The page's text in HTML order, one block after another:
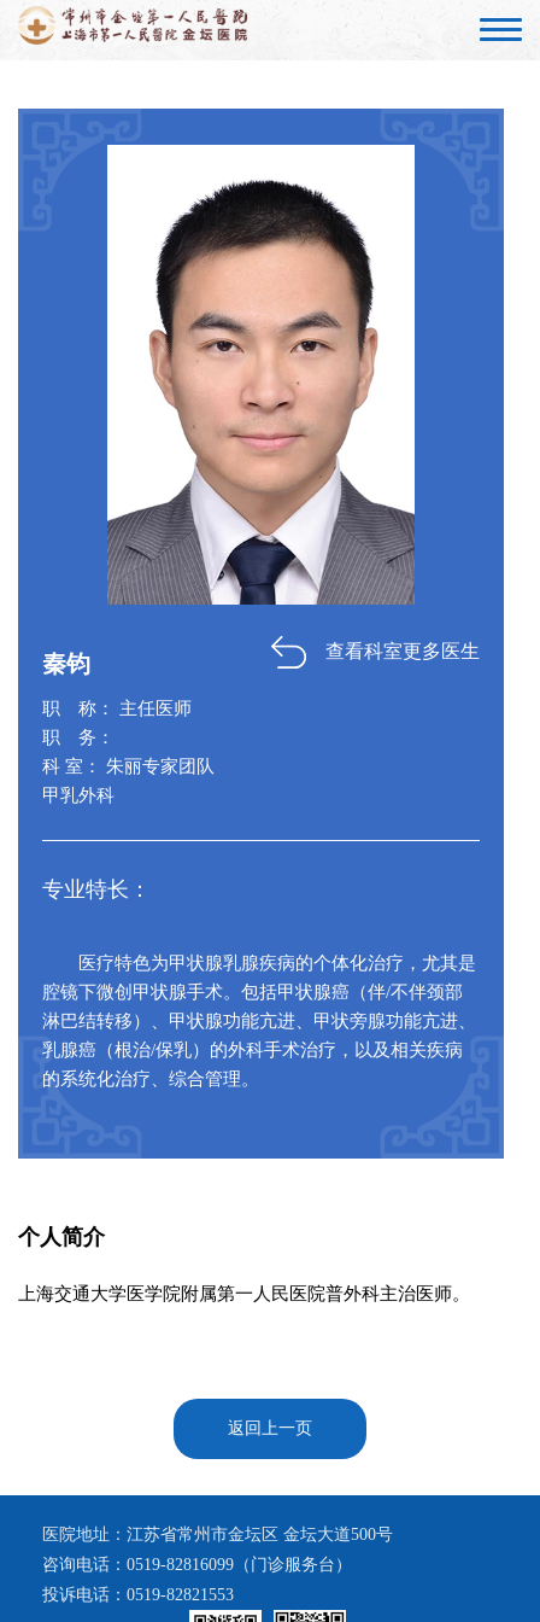
查看科室更多医生
秦钧
职 称： 主任医师
职 务：
科 室： 朱丽专家团队
甲乳外科
专业特长：
医疗特色为甲状腺乳腺疾病的个体化治疗，尤其是
腔镜下微创甲状腺手术。包括甲状腺癌（伴/不伴颈部
淋巴结转移）、甲状腺功能亢进、甲状旁腺功能亢进、
乳腺癌（根治/保乳）的外科手术治疗，以及相关疾病
的系统化治疗、综合管理。
个人简介
上海交通大学医学院附属第一人民医院普外科主治医师。
返回上一页
医院地址：江苏省常州市金坛区 金坛大道500号
咨询电话：0519-82816099（门诊服务台）
投诉电话：0519-82821553